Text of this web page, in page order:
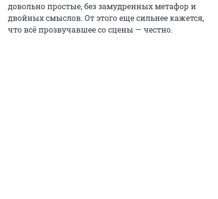
довольно простые, без замудренных метафор и
двойных смыслов. От этого еще сильнее кажется,
что всё прозвучавшее со сцены — честно.